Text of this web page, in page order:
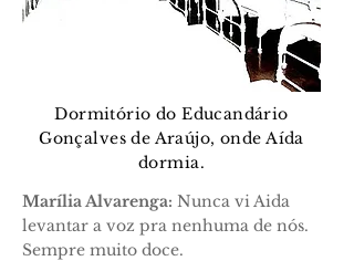
Dormitório do Educandário
Gonçalves de Araújo, onde Aída
dormia.
Marília Alvarenga: Nunca vi Aida
levantar a voz pra nenhuma de nós.
Sempre muito doce.